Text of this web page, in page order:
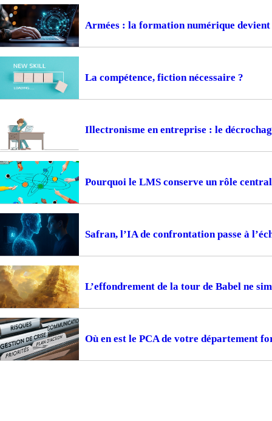
Armées : la formation numérique
La compétence, fiction nécessaire ?
Illectronisme en entreprise : le
Pourquoi le LMS conserve un rôle
Safran, l’IA de confrontation passe à
L’effondrement de la tour de Babel ne
Où en est le PCA de votre département